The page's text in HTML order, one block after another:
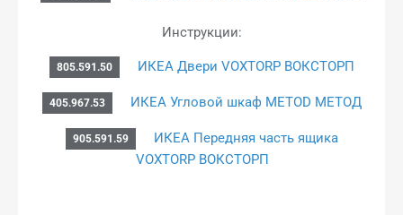
Инструкции:
805.591.50 ИКЕА Двери VOXTORP ВОКСТОРП
405.967.53 ИКЕА Угловой шкаф METOD МЕТОД
905.591.59
ИКЕА Передняя часть ящика
VOXTORP ВОКСТОРП